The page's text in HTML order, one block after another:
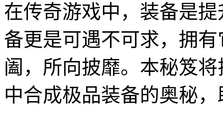
在传奇游戏中，装备是
备更是可遇不可求，拥
阖，所向披靡。本秘笈
中合成极品装备的奥秘